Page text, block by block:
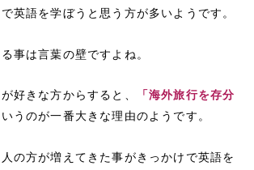
英語を学ぼうと思う方が多いようです。
事は言葉の壁ですよね。
好きな方からすると、
「海外旅行を存分
いうのが一番大きな理由のようです。
の方が増えてきた事がきっかけで英語を